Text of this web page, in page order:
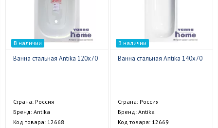
В наличии
Ванна стальная Antika 120x70
Страна: Россия
Бренд: Antika
Код товара: 12668
В наличии
Ванна стальная Antika 140x70
Страна: Россия
Бренд: Antika
Код товара: 12669